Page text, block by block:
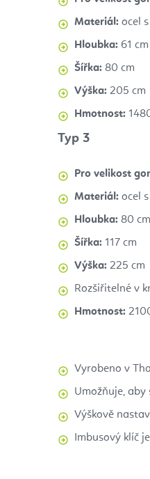
Materiál: ocel
Hloubka: 61 cm
Šířka: 80 cm
Výška: 205 cm
Hmotnost:
Typ 3
Pro velikost
Materiál: ocel
Hloubka: 80 cm
Šířka: 117 cm
Výška: 225 cm
Rozšiřitelné v
Hmotnost:
Vyrobeno v
Umožňuje,
Výškově
Imbusový klíč